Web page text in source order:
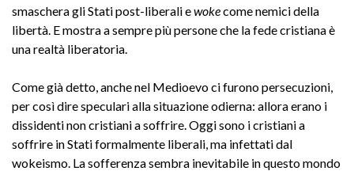
smaschera gli Stati post-liberali ewokecome nemici della
libertà. E mostra a sempre più persone che la fede cristiana è
una realtà liberatoria.
Come già detto, anche nel Medioevo ci furono persecuzioni,
per così dire speculari alla situazione odierna: allora erano i
dissidenti non cristiani a soffrire. Oggi sono i cristiani a
soffrire in Stati formalmente liberali, ma infettati dal
wokeismo. La sofferenza sembra inevitabile in questo mondo